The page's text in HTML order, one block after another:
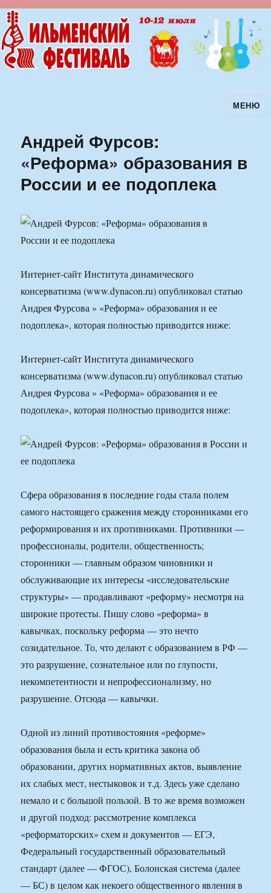
Ильменский фестиваль авторскойМЕНЮ
Андрей Фурсов:
«Реформа» образования в
России и ее подоплека
Интернет-сайт Института динамического
консерватизма (www.dynacon.ru) опубликовал статью
Андрея Фурсова » «Реформа» образования и ее
подоплека», которая полностью приводится ниже:
Интернет-сайт Института динамического
консерватизма (www.dynacon.ru) опубликовал статью
Андрея Фурсова » «Реформа» образования и ее
подоплека», которая полностью приводится ниже:
Сфера образования в последние годы стала полем
самого настоящего сражения между сторонниками его
реформирования и их противниками. Противники —
профессионалы, родители, общественность;
сторонники — главным образом чиновники и
обслуживающие их интересы «исследовательские
структуры» — продавливают «реформу» несмотря на
широкие протесты. Пишу слово «реформа» в
кавычках, поскольку реформа — это нечто
созидательное. То, что делают с образованием в РФ —
это разрушение, сознательное или по глупости,
некомпетентности и непрофессионализму, но
разрушение. Отсюда — кавычки.
Одной из линий противостояния «реформе»
образования была и есть критика закона об
образовании, других нормативных актов, выявление
их слабых мест, нестыковок и т.д. Здесь уже сделано
немало и с большой пользой. В то же время возможен
и другой подход: рассмотрение комплекса
«реформаторских» схем и документов — ЕГЭ,
Федеральный государственный образовательный
стандарт (далее — ФГОС), Болонская система (далее
— БС) в целом как некоего общественного явления в